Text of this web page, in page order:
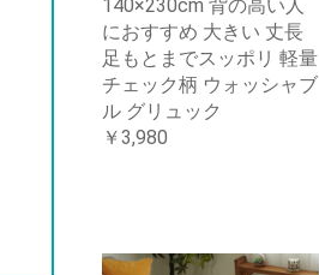
140×230cm 背の高い人
におすすめ 大きい 丈長
足もとまでスッポリ 軽量
チェック柄 ウォッシャブ
ル グリュック
￥3,980